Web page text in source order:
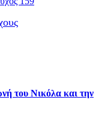
του Νικόλα και την